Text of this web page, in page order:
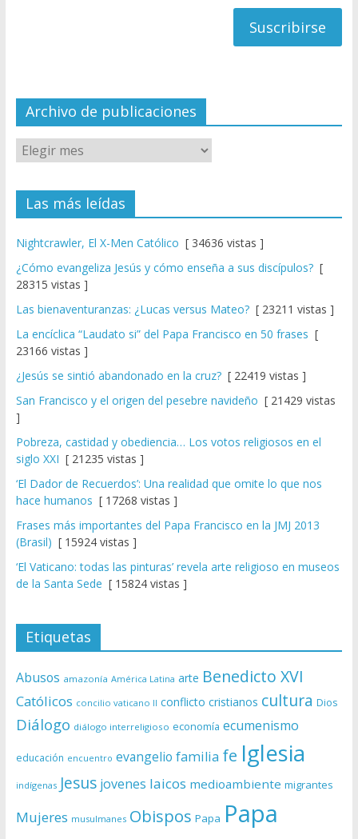
el
Archivo de publicaciones
Las más leídas
Nightcrawler, El X-Men Católico [ 34636 vistas ]
¿Cómo evangeliza Jesús y cómo enseña a sus discípulos?[
28315 vistas ]
Las bienaventuranzas: ¿Lucas versus Mateo?[ 23211 vistas ]
La encíclica “Laudato si” del Papa Francisco en 50 frases [
23166 vistas ]
¿Jesús se sintió abandonado en la cruz?[ 22419 vistas ]
San Francisco y el origen del pesebre navideño [ 21429 vistas
]
Pobreza, castidad y obediencia… Los votos religiosos en el
siglo XXI [ 21235 vistas ]
‘El Dador de Recuerdos’: Una realidad que omite lo que nos
hace humanos [ 17268 vistas ]
Frases más importantes del Papa Francisco en la JMJ 2013
(Brasil) [ 15924 vistas ]
‘El Vaticano: todas las pinturas’ revela arte religioso en museos
de la Santa Sede [ 15824 vistas ]
Etiquetas
Abusos amazonía América Latina arte Benedicto XVI
Católicos concilio vaticano II conflicto cristianos cultura Dios
Diálogo diálogo interreligioso economía ecumenismo
educación encuentro evangelio familia fe Iglesia
indígenas Jesus jovenes laicos medioambiente migrantes
Mujeres musulmanes Obispos Papa Papa